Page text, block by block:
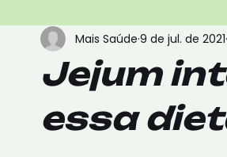
Corpo Humano Coronavírus
Jejum
essa
Mais Saúde 9 de jul. de 2021